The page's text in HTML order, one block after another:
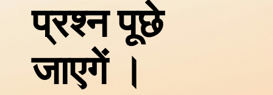
प्रश्न पूछे
जाएगें ।